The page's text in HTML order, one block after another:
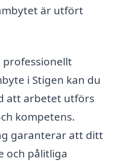
är utfört
i Stigen kan du
att arbetet utförs
kompetens.
garanterar att ditt
och pålitliga